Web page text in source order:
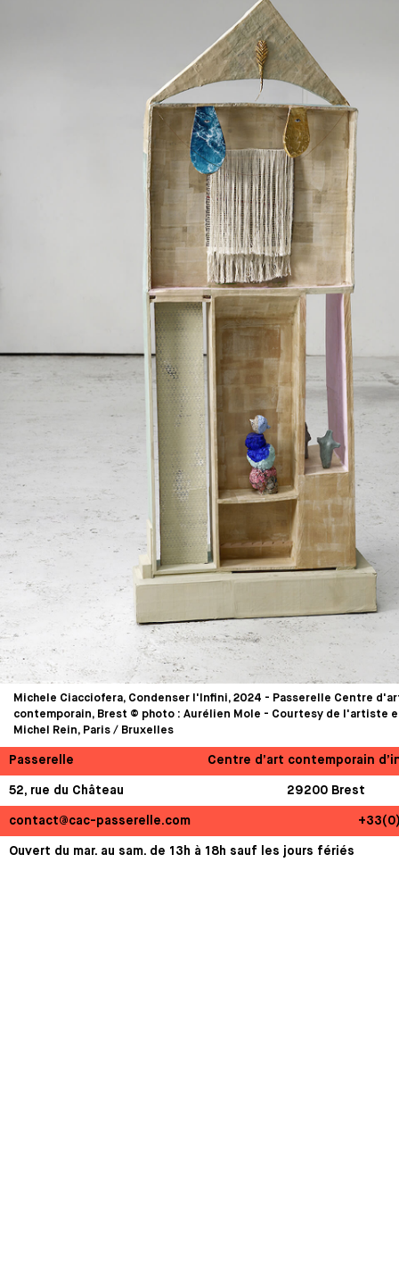
Michele Ciacciofera, Condenser l'Infini, 2024 - Passerelle Centre
contemporain, Brest © photo : Aurélien Mole - Courtesy de l'artiste
Michel Rein, Paris / Bruxelles
Passerelle Centre d’art contemporain
52, rue du Château 29200 Brest
contact@cac-passerelle.com
Ouvert du mar. au sam. de 13h à 18h sauf les jours fériés